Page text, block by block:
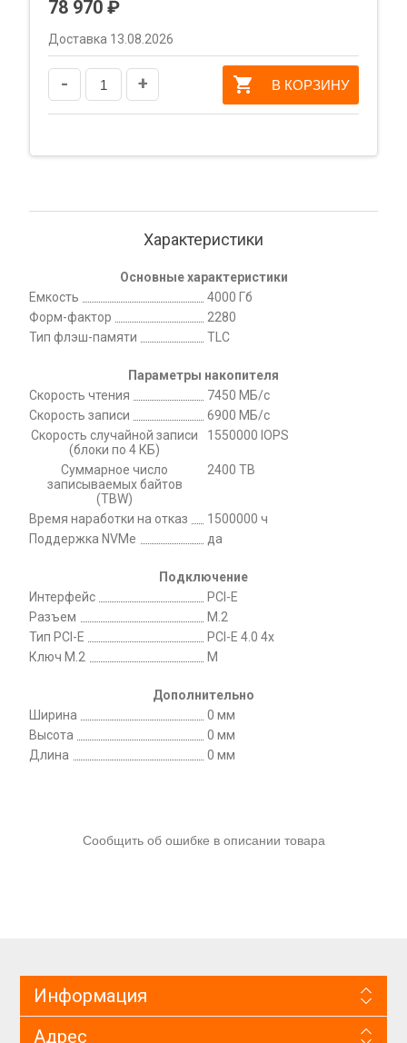
78 970 ₽
Доставка 13.08.2026
- + В КОРЗИНУ
Характеристики
Основные характеристики
Емкость
4000 Гб
Форм-фактор
2280
Тип флэш-памяти
TLC
Параметры накопителя
Скорость чтения
7450 МБ/с
Скорость записи
6900 МБ/с
Скорость случайной записи
(блоки по 4 КБ)
1550000 IOPS
Суммарное число
записываемых байтов
(TBW)
2400 TB
Время наработки на отказ
1500000 ч
Поддержка NVMe
да
Подключение
Интерфейс
PCI-E
Разъем
M.2
Тип PCI-E
PCI-E 4.0 4x
Ключ M.2
M
Дополнительно
Ширина
0 мм
Высота
0 мм
Длина
0 мм
Сообщить об ошибке в описании товара
Информация
Адрес